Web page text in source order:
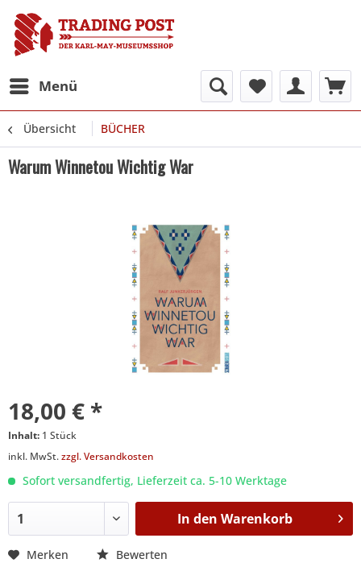
Menü
Übersicht BÜCHER
Warum Winnetou Wichtig War
18,00 € *
Inhalt: 1 Stück
inkl. MwSt.zzgl. Versandkosten
Sofort versandfertig, Lieferzeit ca. 5-10 Werktage
In den Warenkorb
Merken Bewerten